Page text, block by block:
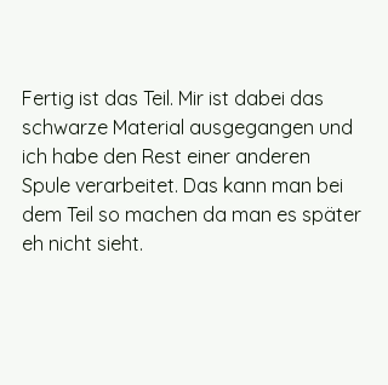
Fertig ist das Teil. Mir ist dabei das
schwarze Material ausgegangen und
ich habe den Rest einer anderen
Spule verarbeitet. Das kann man bei
dem Teil so machen da man es später
eh nicht sieht.